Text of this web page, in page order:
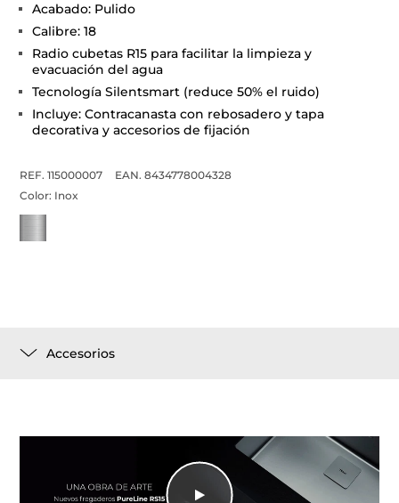
Acabado: Pulido
Calibre: 18
Radio cubetas R15 para facilitar la limpieza y
evacuación del agua
Tecnología Silentsmart (reduce 50% el ruido)
Incluye: Contracanasta con rebosadero y tapa
decorativa y accesorios de fijación
REF. 115000007
EAN. 8434778004328
Color: Inox
Accesorios